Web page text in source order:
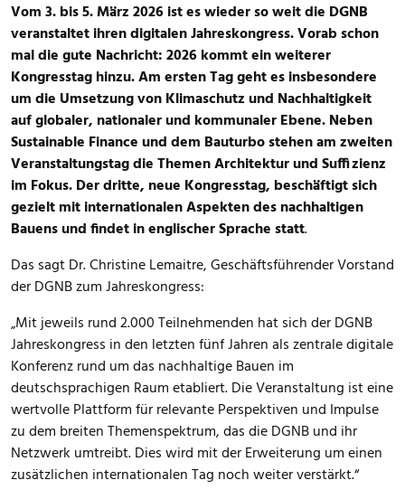
Vom 3. bis 5. März 2026 ist es wieder so weit die DGNB
veranstaltet ihren digitalen Jahreskongress. Vorab schon
mal die gute Nachricht: 2026 kommt ein weiterer
Kongresstag hinzu. Am ersten Tag geht es insbesondere
um die Umsetzung von Klimaschutz und Nachhaltigkeit
auf globaler, nationaler und kommunaler Ebene. Neben
Sustainable Finance und dem Bauturbo stehen am zweiten
Veranstaltungstag die Themen Architektur und Suffizienz
im Fokus. Der dritte, neue Kongresstag, beschäftigt sich
gezielt mit internationalen Aspekten des nachhaltigen
Bauens und findet in englischer Sprache statt.
Das sagt Dr. Christine Lemaitre, Geschäftsführender Vorstand
der DGNB zum Jahreskongress:
„Mit jeweils rund 2.000 Teilnehmenden hat sich der DGNB
Jahreskongress in den letzten fünf Jahren als zentrale digitale
Konferenz rund um das nachhaltige Bauen im
deutschsprachigen Raum etabliert. Die Veranstaltung ist eine
wertvolle Plattform für relevante Perspektiven und Impulse
zu dem breiten Themenspektrum, das die DGNB und ihr
Netzwerk umtreibt. Dies wird mit der Erweiterung um einen
zusätzlichen internationalen Tag noch weiter verstärkt.“